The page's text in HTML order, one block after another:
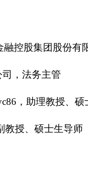
融控股集团股份有
，法务主管
，助理教授、硕
教授、硕士生导师